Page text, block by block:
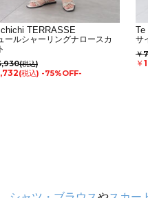
TERRASSE
ールシャーリングナロースカ
(税込)
(税込) -75%OFF-
Te
サ
￥
￥